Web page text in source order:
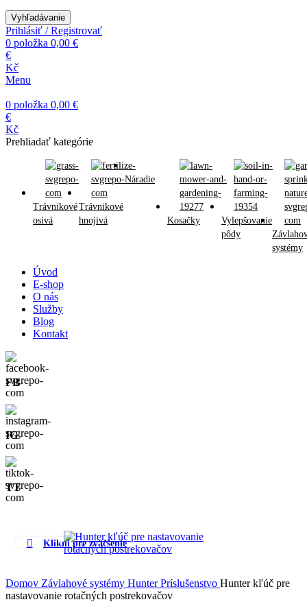
Vyhľadávanie
Prihlásiť / Registrovať
0 položka 0,00 €
€
Kč
Menu
0 položka 0,00 €
€
Kč
Prehliadať kategórie
Trávnikové
osivá
Trávnikové
hnojivá
Náradie
Kosačky
Vylepšovanie
pôdy
systémy
Úvod
E-shop
O nás
Služby
Blog
Kontakt
FB
IG
TT
Klikni pre zväčšenie
Domov Závlahové systémy HunterPríslušenstvo Hunter kľúč pre
nastavovanie rotačných postrekovačov